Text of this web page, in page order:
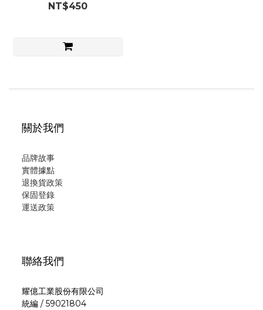
NT$450
關於我們
品牌故事
實體據點
退換貨政策
保固登錄
運送政策
聯絡我們
耀億工業股份有限公司
統編 / 59021804